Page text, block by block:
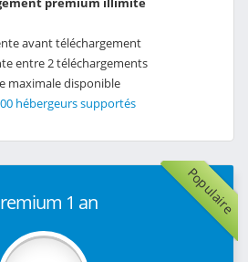
avant téléchargement
entre 2 téléchargements
maximale disponible
hébergeurs supportés
Populaire
1 an